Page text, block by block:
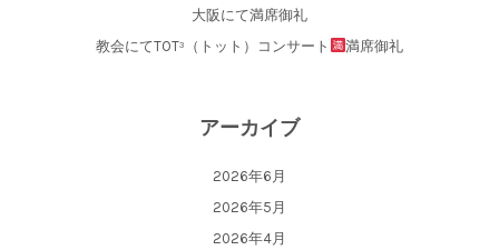
大阪にて満席御礼
教会にてTOT³（トット）コンサート
満席御礼
アーカイブ
2026年6月
2026年5月
2026年4月